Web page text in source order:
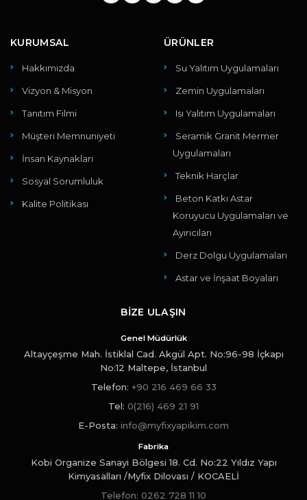
KURUMSAL
Hakkımızda
Vizyon & Misyon
Tanıtım Filmi
Müşteri Memnuniyeti
İnsan Kaynakları
Sosyal Sorumluluk
Kalite Politikası
ÜRÜNLER
Su Yalıtım Uygulamaları
Zemin Uygulamaları
Isı Yalıtım Uygulamaları
Seramik Granit Mermer
Uygulamaları
Teknik Harçlar
Beton Katkı Astar
Koruyucu Uygulamaları ve
Ayırıcıları
Derz Dolgu Uygulamaları
Astar ve İnşaat Boyaları
BIZE ULAŞIN
Genel Müdürlük
Altayçeşme Mah. İstiklal Cad. Akgül Apt. No:96-98 İçkapı
No:12 Maltepe, İstanbul
Telefon: +90 216 469 66 33
Tel: 0(216) 469 21 91
E-Posta: info@myfixyapikim.com
Fabrika
Kobi Organize Sanayi Bölgesi 18. Cd. No:22 Yıldız Yapı
Kimyasalları /Myfix Dilovası / KOCAELİ
Telefon: 0262 728 11 10